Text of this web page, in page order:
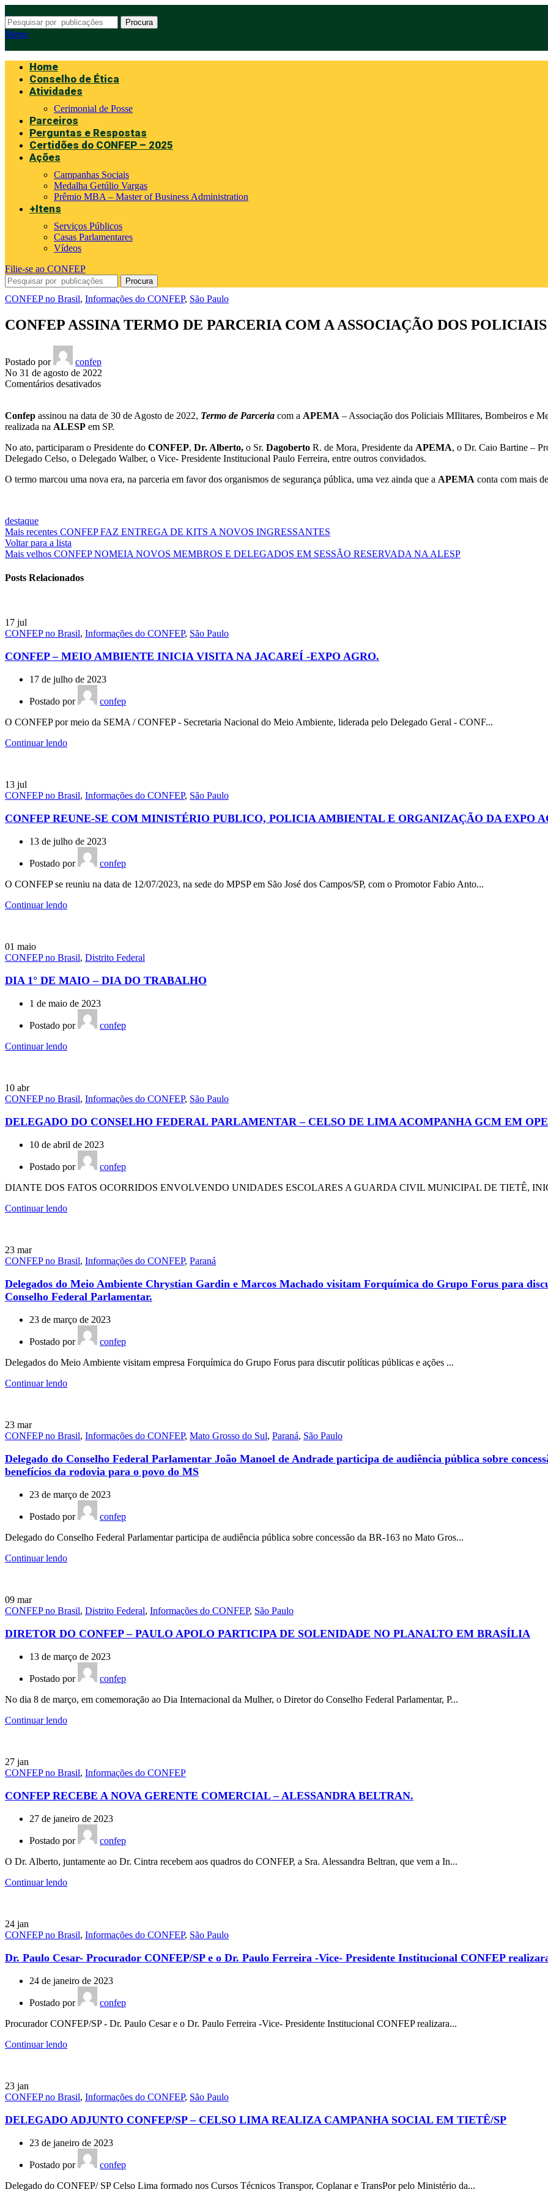
Procura
Menu
Home
Conselho de Ética
Atividades
Cerimonial de Posse
Parceiros
Perguntas e Respostas
Certidões do CONFEP – 2025
Ações
Campanhas Sociais
Medalha Getúlio Vargas
Prêmio MBA – Master of Business Administration
+Itens
Serviços Públicos
Casas Parlamentares
Vídeos
Filie-se ao CONFEP
Procura
CONFEP no Brasil, Informações do CONFEP, São Paulo
CONFEP ASSINA TERMO DE PARCERIA COM A ASSOCIAÇÃO DOS
Postado por
confep
No 31 de agosto de 2022
Comentários desativadosem
TERMO
DE
COM
A
DOS
APEMA)
Confep assinou na data de 30 de Agosto de 2022, Termo de Parceria com a APEMA – Associação dos Policiais MIlitares, Bombeiros e
realizada na ALESP em SP.
No ato, participaram o Presidente do CONFEP, Dr. Alberto, o Sr. Dagoberto R. de Mora, Presidente da APEMA, o Dr. Caio Bartine –
Delegado Celso, o Delegado Walber, o Vice- Presidente Institucional Paulo Ferreira, entre outros convidados.
O termo marcou uma nova era, na parceria em favor dos organismos de segurança pública, uma vez ainda que a APEMA conta com mais
destaque
Mais recentes CONFEP FAZ ENTREGA DE KITS A NOVOS INGRESSANTES
Voltar para a lista
Mais velhos CONFEP NOMEIA NOVOS MEMBROS E DELEGADOS EM SESSÃO RESERVADA NA ALESP
Posts Relacionados
17 jul
CONFEP no Brasil, Informações do CONFEP, São Paulo
CONFEP – MEIO AMBIENTE INICIA VISITA NA JACAREÍ -EXPO AGRO.
17 de julho de 2023
Postado por
confep
O CONFEP por meio da SEMA / CONFEP - Secretaria Nacional do Meio Ambiente, liderada pelo Delegado Geral - CONF...
Continuar lendo
13 jul
CONFEP no Brasil, Informações do CONFEP, São Paulo
CONFEP REUNE-SE COM MINISTÉRIO PUBLICO, POLICIA AMBIENTAL E ORGANIZAÇÃO DA EXPO
13 de julho de 2023
Postado por
confep
O CONFEP se reuniu na data de 12/07/2023, na sede do MPSP em São José dos Campos/SP, com o Promotor Fabio Anto...
Continuar lendo
01 maio
CONFEP no Brasil, Distrito Federal
DIA 1° DE MAIO – DIA DO TRABALHO
1 de maio de 2023
Postado por
confep
Continuar lendo
10 abr
CONFEP no Brasil, Informações do CONFEP, São Paulo
DELEGADO DO CONSELHO FEDERAL PARLAMENTAR – CELSO DE LIMA ACOMPANHA GCM EM
10 de abril de 2023
Postado por
confep
DIANTE DOS FATOS OCORRIDOS ENVOLVENDO UNIDADES ESCOLARES A GUARDA CIVIL MUNICIPAL DE TIETÊ,
Continuar lendo
23 mar
CONFEP no Brasil, Informações do CONFEP, Paraná
Delegados do Meio Ambiente Chrystian Gardin e Marcos Machado visitam Forquímica do Grupo Forus para
Conselho Federal Parlamentar.
23 de março de 2023
Postado por
confep
Delegados do Meio Ambiente visitam empresa Forquímica do Grupo Forus para discutir políticas públicas e ações ...
Continuar lendo
23 mar
CONFEP no Brasil, Informações do CONFEP, Mato Grosso do Sul, Paraná, São Paulo
Delegado do Conselho Federal Parlamentar João Manoel de Andrade participa de audiência pública sobre
benefícios da rodovia para o povo do MS
23 de março de 2023
Postado por
confep
Delegado do Conselho Federal Parlamentar participa de audiência pública sobre concessão da BR-163 no Mato Gros...
Continuar lendo
09 mar
CONFEP no Brasil, Distrito Federal, Informações do CONFEP, São Paulo
DIRETOR DO CONFEP – PAULO APOLO PARTICIPA DE SOLENIDADE NO PLANALTO EM BRASÍLIA
13 de março de 2023
Postado por
confep
No dia 8 de março, em comemoração ao Dia Internacional da Mulher, o Diretor do Conselho Federal Parlamentar, P...
Continuar lendo
27 jan
CONFEP no Brasil, Informações do CONFEP
CONFEP RECEBE A NOVA GERENTE COMERCIAL – ALESSANDRA BELTRAN.
27 de janeiro de 2023
Postado por
confep
O Dr. Alberto, juntamente ao Dr. Cintra recebem aos quadros do CONFEP, a Sra. Alessandra Beltran, que vem a In...
Continuar lendo
24 jan
CONFEP no Brasil, Informações do CONFEP, São Paulo
Dr. Paulo Cesar- Procurador CONFEP/SP e o Dr. Paulo Ferreira -Vice- Presidente Institucional CONFEP
24 de janeiro de 2023
Postado por
confep
Procurador CONFEP/SP - Dr. Paulo Cesar e o Dr. Paulo Ferreira -Vice- Presidente Institucional CONFEP realizara...
Continuar lendo
23 jan
CONFEP no Brasil, Informações do CONFEP, São Paulo
DELEGADO ADJUNTO CONFEP/SP – CELSO LIMA REALIZA CAMPANHA SOCIAL EM TIETÊ/SP
23 de janeiro de 2023
Postado por
confep
Delegado do CONFEP/ SP Celso Lima formado nos Cursos Técnicos Transpor, Coplanar e TransPor pelo Ministério da...